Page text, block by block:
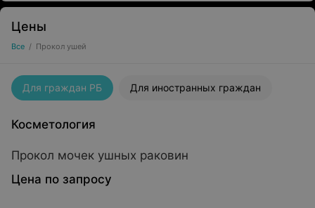
Цены
Все / Прокол ушей
Для граждан РБ Для иностранных граждан
Косметология
Прокол мочек ушных раковин
Цена по запросу